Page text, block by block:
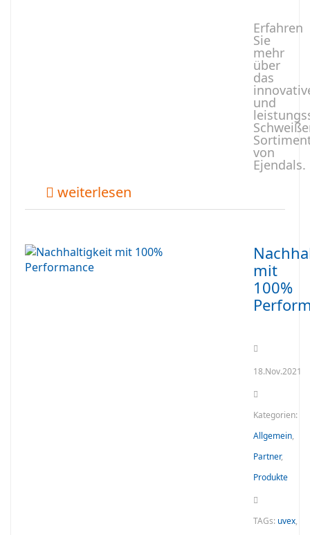
Erfahren
Sie
mehr
über
das
und
von
Ejendals.
weiterlesen
mit
100%
18.Nov.2021
Kategorien:
Allgemein,
Partner,
Produkte
TAGs: uvex,